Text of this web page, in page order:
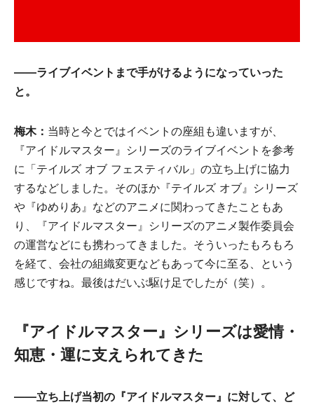
――ライブイベントまで手がけるようになっていった
と。
梅木： 当時と今とではイベントの座組も違いますが、
『アイドルマスター』シリーズのライブイベントを参考
に「テイルズ オブ フェスティバル」の立ち上げに協力
するなどしました。そのほか『テイルズ オブ』シリーズ
や『ゆめりあ』などのアニメに関わってきたこともあ
り、『アイドルマスター』シリーズのアニメ製作委員会
の運営などにも携わってきました。そういったもろもろ
を経て、会社の組織変更などもあって今に至る、という
感じですね。最後はだいぶ駆け足でしたが（笑）。
『アイドルマスター』シリーズは愛情・
知恵・運に支えられてきた
――立ち上げ当初の『アイドルマスター』に対して、ど